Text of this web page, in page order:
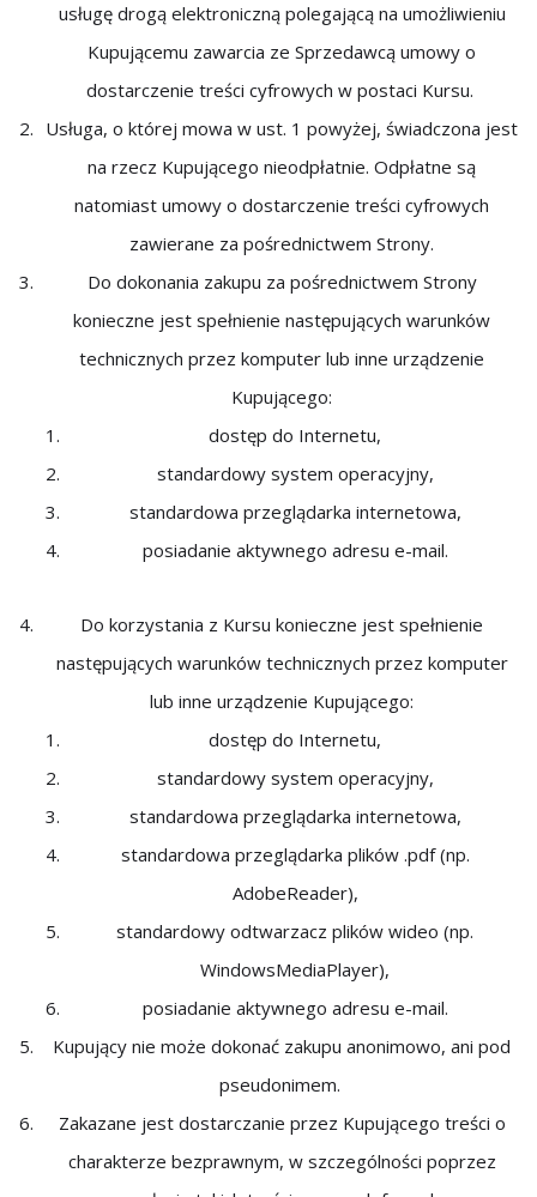
usługę drogą elektroniczną polegającą na umożliwieniu
Kupującemu zawarcia ze Sprzedawcą umowy o
dostarczenie treści cyfrowych w postaci Kursu.
Usługa, o której mowa w ust. 1 powyżej, świadczona jest
na rzecz Kupującego nieodpłatnie. Odpłatne są
natomiast umowy o dostarczenie treści cyfrowych
zawierane za pośrednictwem Strony.
Do dokonania zakupu za pośrednictwem Strony
konieczne jest spełnienie następujących warunków
technicznych przez komputer lub inne urządzenie
Kupującego:
dostęp do Internetu,
standardowy system operacyjny,
standardowa przeglądarka internetowa,
posiadanie aktywnego adresu e-mail.
Do korzystania z Kursu konieczne jest spełnienie
następujących warunków technicznych przez komputer
lub inne urządzenie Kupującego:
dostęp do Internetu,
standardowy system operacyjny,
standardowa przeglądarka internetowa,
standardowa przeglądarka plików .pdf (np.
AdobeReader),
standardowy odtwarzacz plików wideo (np.
WindowsMediaPlayer),
posiadanie aktywnego adresu e-mail.
Kupujący nie może dokonać zakupu anonimowo, ani pod
pseudonimem.
Zakazane jest dostarczanie przez Kupującego treści o
charakterze bezprawnym, w szczególności poprzez